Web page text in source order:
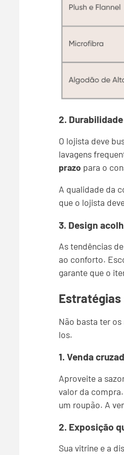
2.
O lojista deve
lavagens
prazo para o
A qualidade da
que o lojista
3. Design
As tendências
ao conforto.
garante que o
Estratégias
Não basta ter
los.
1. Venda
Aproveite a
valor da
um roupão. A
2. Exposição
Sua vitrine e a